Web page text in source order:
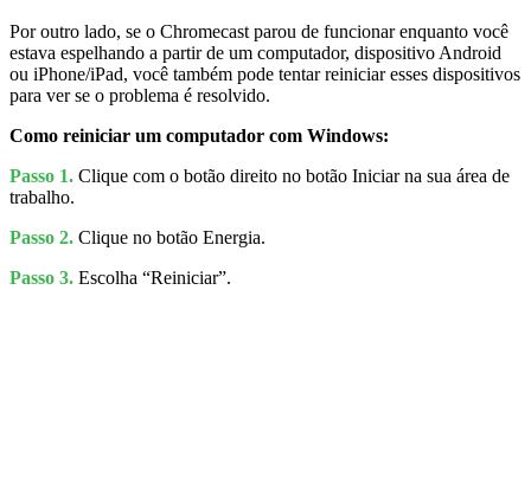
Por outro lado, se o Chromecast parou de funcionar enquanto você
estava espelhando a partir de um computador, dispositivo Android
ou iPhone/iPad, você também pode tentar reiniciar esses dispositivos
para ver se o problema é resolvido.
Como reiniciar um computador com Windows:
Passo 1. Clique com o botão direito no botão Iniciar na sua área de
trabalho.
Passo 2. Clique no botão Energia.
Passo 3. Escolha “Reiniciar”.